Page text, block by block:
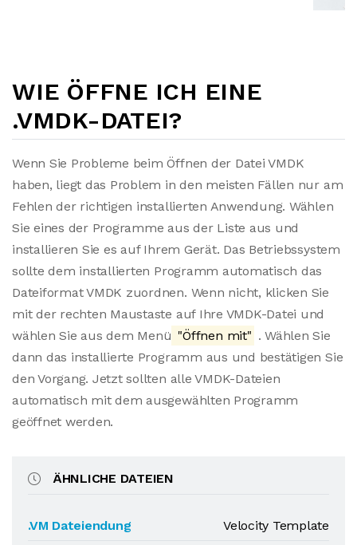
WIE ÖFFNE ICH EINE
.VMDK-DATEI?
Wenn Sie Probleme beim Öffnen der Datei VMDK
haben, liegt das Problem in den meisten Fällen nur am
Fehlen der richtigen installierten Anwendung. Wählen
Sie eines der Programme aus der Liste aus und
installieren Sie es auf Ihrem Gerät. Das Betriebssystem
sollte dem installierten Programm automatisch das
Dateiformat VMDK zuordnen. Wenn nicht, klicken Sie
mit der rechten Maustaste auf Ihre VMDK-Datei und
wählen Sie aus dem Menü "Öffnen mit" . Wählen Sie
dann das installierte Programm aus und bestätigen Sie
den Vorgang. Jetzt sollten alle VMDK-Dateien
automatisch mit dem ausgewählten Programm
geöffnet werden.
ÄHNLICHE DATEIEN
.VM Dateiendung
Velocity Template